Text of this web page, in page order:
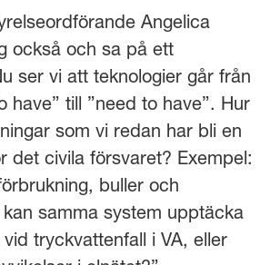
Angelica
också och sa på ett
ser vi att teknologier går från
have” till ”need to have”. Hur
som vi redan har bli en
det civila försvaret? Exempel:
buller och
samma system upptäcka
tryckvattenfall i VA, eller